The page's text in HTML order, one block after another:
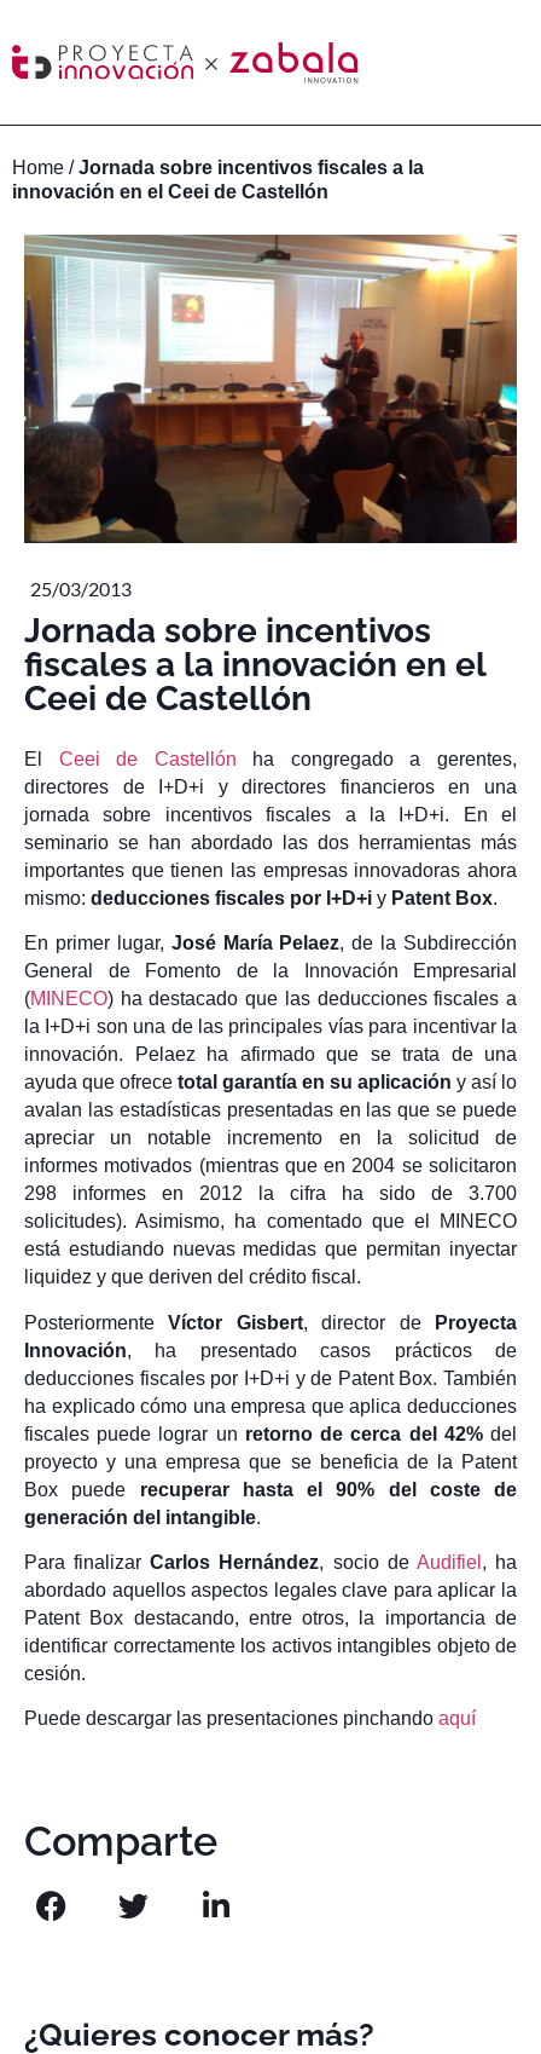
Home /Jornada sobre incentivos fiscales a la
innovación en el Ceei de Castellón
25/03/2013
Jornada sobre incentivos
fiscales a la innovación en el
Ceei de Castellón
El Ceei de Castellón ha congregado a gerentes,
directores de I+D+i y directores financieros en una
jornada sobre incentivos fiscales a la I+D+i. En el
seminario se han abordado las dos herramientas más
importantes que tienen las empresas innovadoras ahora
mismo: deducciones fiscales por I+D+i y Patent Box.
En primer lugar, José María Pelaez, de la Subdirección
General de Fomento de la Innovación Empresarial
(MINECO) ha destacado que las deducciones fiscales a
la I+D+i son una de las principales vías para incentivar la
innovación. Pelaez ha afirmado que se trata de una
ayuda que ofrece total garantía en su aplicación y así lo
avalan las estadísticas presentadas en las que se puede
apreciar un notable incremento en la solicitud de
informes motivados (mientras que en 2004 se solicitaron
298 informes en 2012 la cifra ha sido de 3.700
solicitudes). Asimismo, ha comentado que el MINECO
está estudiando nuevas medidas que permitan inyectar
liquidez y que deriven del crédito fiscal.
PosteriormenteVíctor Gisbert, director de
Proyecta
Innovación, ha presentado casos prácticos de
deducciones fiscales por I+D+i y de Patent Box. También
ha explicado cómo una empresa que aplica deducciones
fiscales puede lograr un retorno de cerca del 42%del
proyecto y una empresa que se beneficia de la Patent
Box puede recuperar hasta el 90% del coste de
generación del intangible.
Para finalizarCarlos Hernández, socio de Audifiel , ha
abordado aquellos aspectos legales clave para aplicar la
Patent Box destacando, entre otros, la importancia de
identificar correctamente los activos intangibles objeto de
cesión.
Puede descargar las presentaciones pinchando aquí
Comparte
¿Quieres conocer más?